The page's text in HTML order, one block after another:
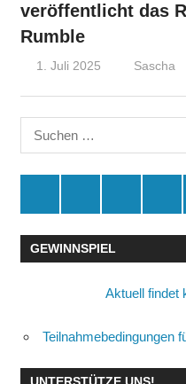
veröffentlicht das
Rumble
1. Juli 2025 Sascha
Suchen
nach:
GEWINNSPIEL
Aktuell findet
Teilnahmebedingungen
UNTERSTÜTZE UNS!